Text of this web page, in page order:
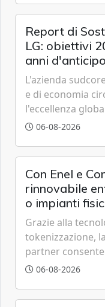
Report di
LG: obiettivi
anni d'anticipo
L'azienda
e di economia
l'eccellenza
grazie a
06-08-2026
Con Enel e
rinnovabile
o impianti
Grazie alla
tokenizzazione,
partner
all'eolico
06-08-2026